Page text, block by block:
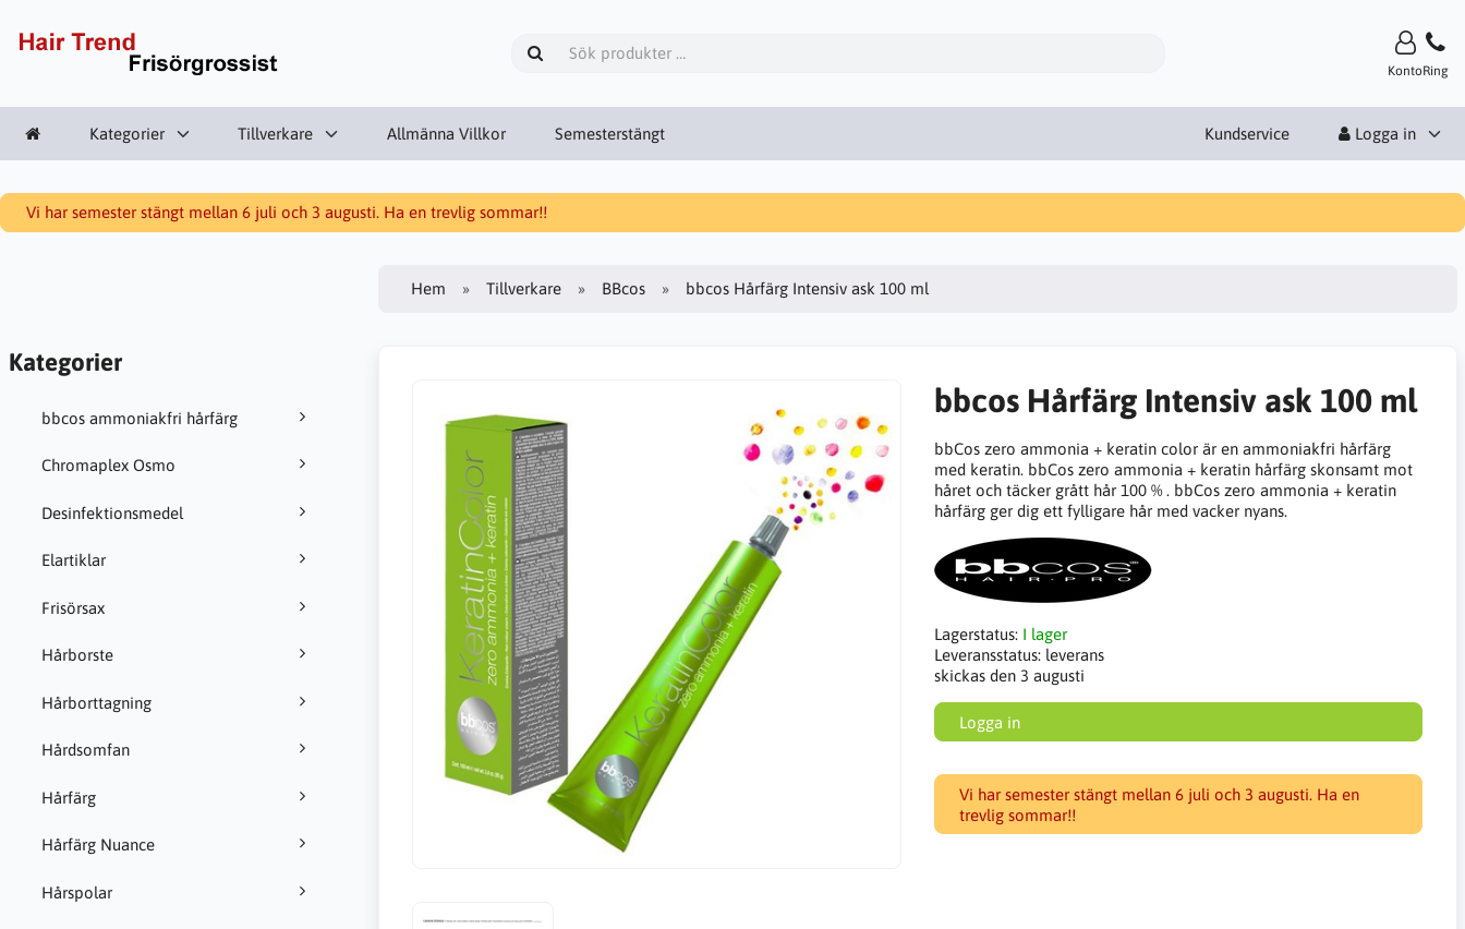
KontoRing
Kategorier Tillverkare Allmänna Villkor Semesterstängt Kundservice Logga in
Vi har semester stängt mellan 6 juli och 3 augusti. Ha en trevlig sommar!!
Kategorier
bbcos ammoniakfri hårfärg
Chromaplex Osmo
Desinfektionsmedel
Elartiklar
Frisörsax
Hårborste
Hårborttagning
Hårdsomfan
Hårfärg
Hårfärg Nuance
Hårspolar
Hem Tillverkare BBcos bbcos Hårfärg Intensiv ask 100 ml
bbcos Hårfärg Intensiv ask 100 ml
bbCos zero ammonia + keratin color är en ammoniakfri hårfärg
med keratin. bbCos zero ammonia + keratin hårfärg skonsamt mot
håret och täcker grått hår 100 % . bbCos zero ammonia + keratin
hårfärg ger dig ett fylligare hår med vacker nyans.
Lagerstatus: I lager
Leveransstatus: leverans
skickas den 3 augusti
Logga in
Vi har semester stängt mellan 6 juli och 3 augusti. Ha en
trevlig sommar!!